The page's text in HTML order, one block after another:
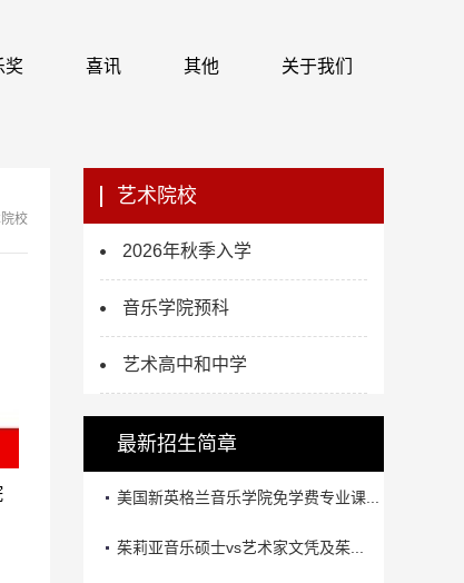
奖 喜讯 其他 关于我们
校
艺术院校
2026年秋季入学
音乐学院预科
艺术高中和中学
最新招生简章
美国新英格兰音乐学院免学费专业课...
茱莉亚音乐硕士vs艺术家文凭及茱...